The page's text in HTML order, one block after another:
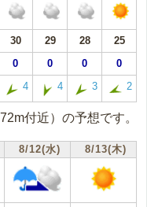
30 29 28
25
0 0 0 0
4 4 3 2
付近）の予想です。
8/12(水) 8/13(木)